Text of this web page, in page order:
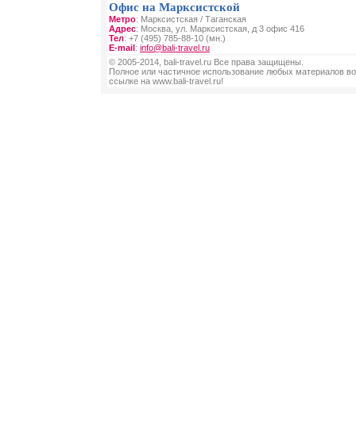
Офис на Марксистской
Метро: Марксистская / Таганская
Адрес: Москва, ул. Марксистская, д 3 офис 416
Тел: +7 (495) 785-88-10 (мн.)
E-mail: info@bali-travel.ru
© 2005-2014, bali-travel.ru Все права защищены.
Полное или частичное использование любых материалов
ссылке на www.bali-travel.ru!